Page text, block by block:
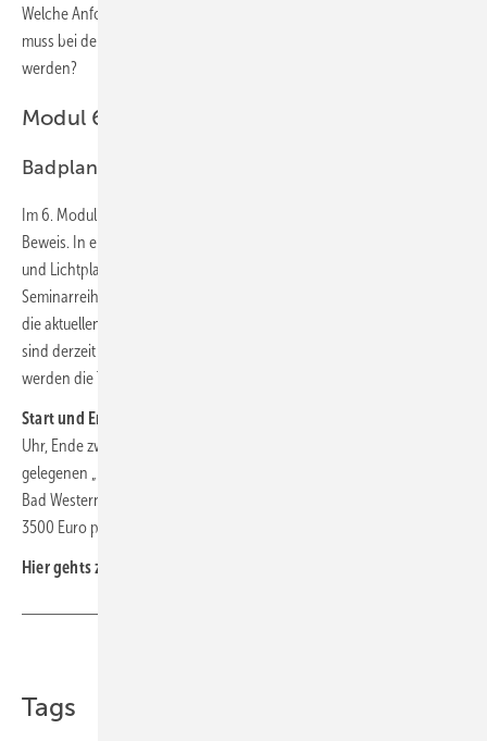
Welche Anforderungen haben Kunden im Premiumsegment? Was
muss bei der Planung von hochwertigen Bädern berücksichtigt
werden?
Modul 6: 16./17. November 2023
Badplanung intensiv und Abschlussprüfung
Im 6. Modul stellen alle Teilnehmer ihre erlernten Fähigkeiten unter
Beweis. In einer Abschlussarbeit präsentieren sie eine komplette Bad-
und Lichtplanung inklusive eines Moodboards. Zum Abschluss der
Seminarreihe findet am letzten Tag ein Trendworkshop statt. Was sind
die aktuellen Megatrends? Welche neuen Produkte und Materialien
sind derzeit besonders angesagt? In aktuellen Trendplanungen
werden die Trends in realistische Bäder übertragen.
Start und Ende der Seminardoppeltage sind:
Uhr, Ende zweiter Tag 16 Uhr. Die Seminartage finden im zentral
gelegenen „Design Boutique Hotel Kurhaus Salinenpark“ in Erwitte-
Bad Westernkotten statt. Die Kosten der Fortbildung belaufen sich auf
3500 Euro pro Teilnehmer (zzgl. MwSt.). ■
Hier gehts zur
Tags